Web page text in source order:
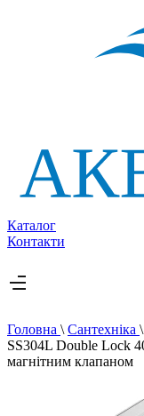
Каталог
Контакти
Головна \ Сантехніка \
SS304L Double Lock
магнітним клапаном